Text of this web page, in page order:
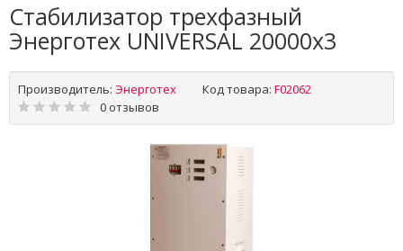
Стабилизатор трехфазный
Энерготех UNIVERSAL 20000х3
Производитель: Энерготех Код товара: F02062
0 отзывов